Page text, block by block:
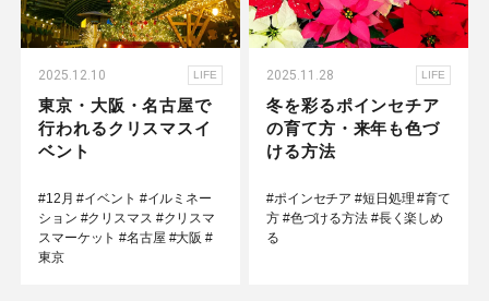
2025.12.10 LIFE
東京・大阪・名古屋で
行われるクリスマスイ
ベント
#12月 #イベント #イルミネー
ション #クリスマス #クリスマ
スマーケット #名古屋 #大阪 #
東京
2025.11.28 LIFE
冬を彩るポインセチア
の育て方・来年も色づ
ける方法
#ポインセチア #短日処理 #育て
方 #色づける方法 #長く楽しめ
る